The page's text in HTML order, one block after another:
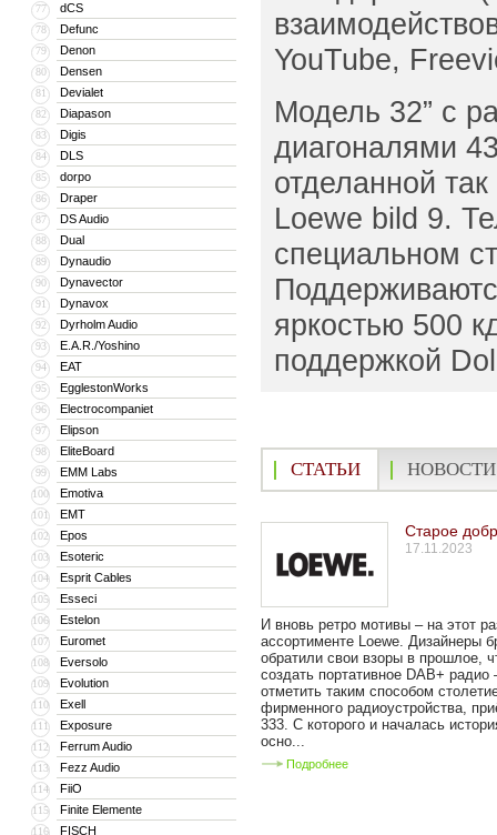
77 dCS
78 Defunc
79 Denon
80 Densen
81 Devialet
82 Diapason
83 Digis
84 DLS
85 dorpo
86 Draper
87 DS Audio
88 Dual
89 Dynaudio
90 Dynavector
91 Dynavox
92 Dyrholm Audio
93 E.A.R./Yoshino
94 EAT
95 EgglestonWorks
96 Electrocompaniet
97 Elipson
98 EliteBoard
99 EMM Labs
100 Emotiva
101 EMT
102 Epos
103 Esoteric
104 Esprit Cables
105 Esseci
106 Estelon
107 Euromet
108 Eversolo
109 Evolution
110 Exell
111 Exposure
112 Ferrum Audio
113 Fezz Audio
114 FiiO
115 Finite Elemente
116 FISCH
YouTube,
Модель 32” с
диагоналями
отделанной
Loewe bild 9.
специальном
яркостью 500
поддержкой
СТАТЬИ НОВОСТИ
Старое
17.11.2023
И вновь ретро мотивы – на этот
ассортименте Loewe. Дизайнеры
обратили свои взоры в прошлое,
создать портативное DAB+ радио
отметить таким способом
фирменного радиоустройства,
333. С которого и началась
осно...
Подробнее